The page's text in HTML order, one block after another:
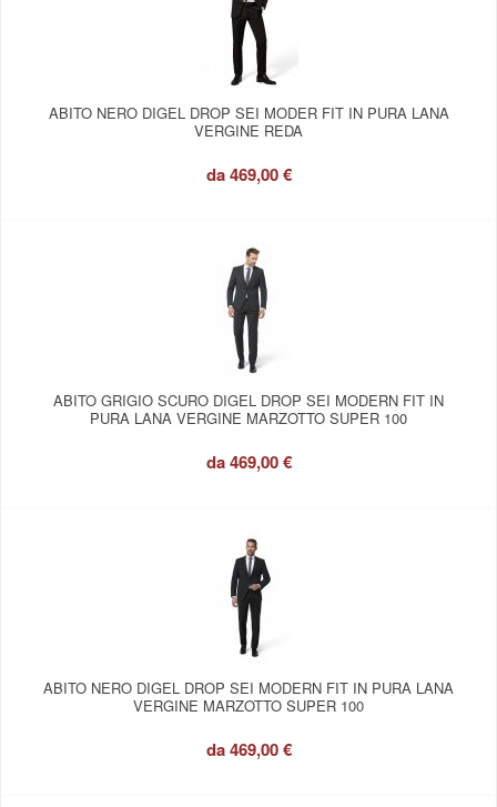
ABITO NERO DIGEL DROP SEI MODER FIT IN PURA LANA
VERGINE REDA
da469,00 €
ABITO GRIGIO SCURO DIGEL DROP SEI MODERN FIT IN
PURA LANA VERGINE MARZOTTO SUPER 100
da469,00 €
ABITO NERO DIGEL DROP SEI MODERN FIT IN PURA LANA
VERGINE MARZOTTO SUPER 100
da469,00 €